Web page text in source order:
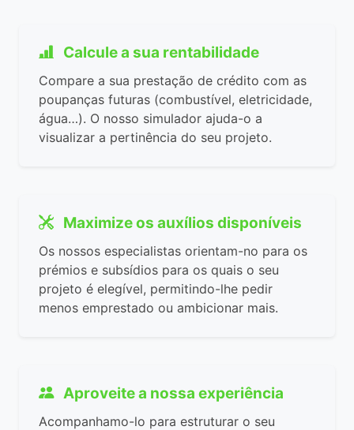
Calcule a sua rentabilidade
Compare a sua prestação de crédito com as
poupanças futuras (combustível, eletricidade,
água…). O nosso simulador ajuda-o a
visualizar a pertinência do seu projeto.
Maximize os auxílios disponíveis
Os nossos especialistas orientam-no para os
prémios e subsídios para os quais o seu
projeto é elegível, permitindo-lhe pedir
menos emprestado ou ambicionar mais.
Aproveite a nossa experiência
Acompanhamo-lo para estruturar o seu